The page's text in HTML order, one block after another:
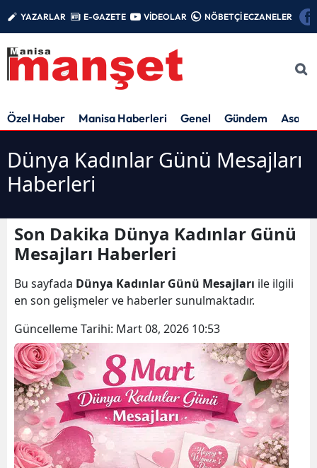
YAZARLAR E-GAZETE VİDEOLAR NÖBETÇİ ECZANELER
Özel Haber Manisa Haberleri Genel Gündem Asayiş
Dünya Kadınlar Günü Mesajları
Haberleri
Son Dakika Dünya Kadınlar Günü
Mesajları Haberleri
Bu sayfada Dünya Kadınlar Günü Mesajları ile ilgili
en son gelişmeler ve haberler sunulmaktadır.
Güncelleme Tarihi: Mart 08, 2026 10:53